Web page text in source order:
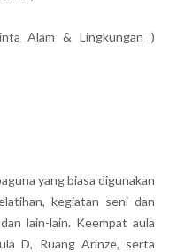
Alam & Lingkungan )
yang biasa digunakan
kegiatan seni dan
lain-lain. Keempat aula
D, Ruang Arinze, serta